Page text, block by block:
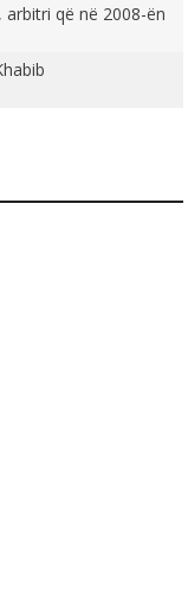
arbitri që në 2008-ën